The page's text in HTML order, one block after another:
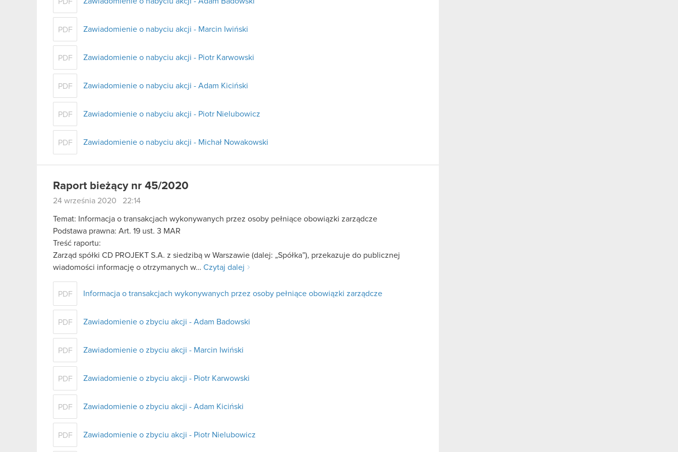
PDF
PDF Zawiadomienie o nabyciu akcji - Marcin Iwiński
PDF Zawiadomienie o nabyciu akcji - Piotr Karwowski
PDF Zawiadomienie o nabyciu akcji - Adam Kiciński
PDF Zawiadomienie o nabyciu akcji - Piotr Nielubowicz
PDF Zawiadomienie o nabyciu akcji - Michał Nowakowski
Raport bieżący nr 45/2020
24 września 2020 22:14
Temat: Informacja o transakcjach wykonywanych przez osoby pełniące obowiązki zarządcze
Podstawa prawna: Art. 19 ust. 3 MAR
Treść raportu:
Zarząd spółki CD PROJEKT S.A. z siedzibą w Warszawie (dalej: „Spółka”), przekazuje do publicznej
wiadomości informację o otrzymanych w… Czytaj dalej
PDF Informacja o transakcjach wykonywanych przez osoby pełniące obowiązki zarządcze
PDF Zawiadomienie o zbyciu akcji - Adam Badowski
PDF Zawiadomienie o zbyciu akcji - Marcin Iwiński
PDF Zawiadomienie o zbyciu akcji - Piotr Karwowski
PDF Zawiadomienie o zbyciu akcji - Adam Kiciński
PDF Zawiadomienie o zbyciu akcji - Piotr Nielubowicz